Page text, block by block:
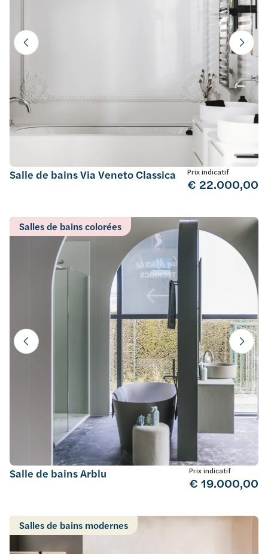
Salle de bains Via Veneto Classica Prix indicatif
€ 22.000,00
Salles de bains colorées
Salle de bains Arblu Prix indicatif
€ 19.000,00
Salles de bains modernes